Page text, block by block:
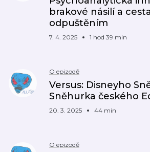
brakové násilí a
odpuštěním
7. 4. 2025 1 hod 39 min
O epizodě
Versus: Disneyho
Sněhurka českého
20. 3. 2025 44 min
O epizodě